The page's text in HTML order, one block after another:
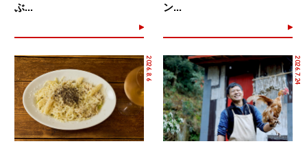
ぶ...
ン...
2026.8.6 2026.7.24